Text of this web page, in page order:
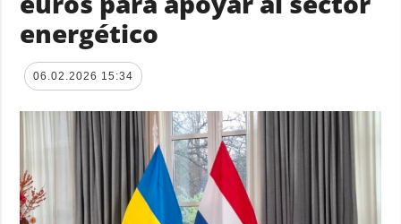
energético
06.02.2026 15:34